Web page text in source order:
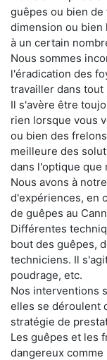
guêpes ou bien
dimension ou bien
à un certain
Nous sommes
l'éradication des
travailler dans
Il s'avère être
rien lorsque vous
ou bien des
meilleure des
dans l'optique que
Nous avons à
d'expériences, en
de guêpes au
Différentes
bout des guêpes,
techniciens. Il
poudrage, etc.
Nos interventions
elles se déroulent
stratégie de
Les guêpes et les
dangereux